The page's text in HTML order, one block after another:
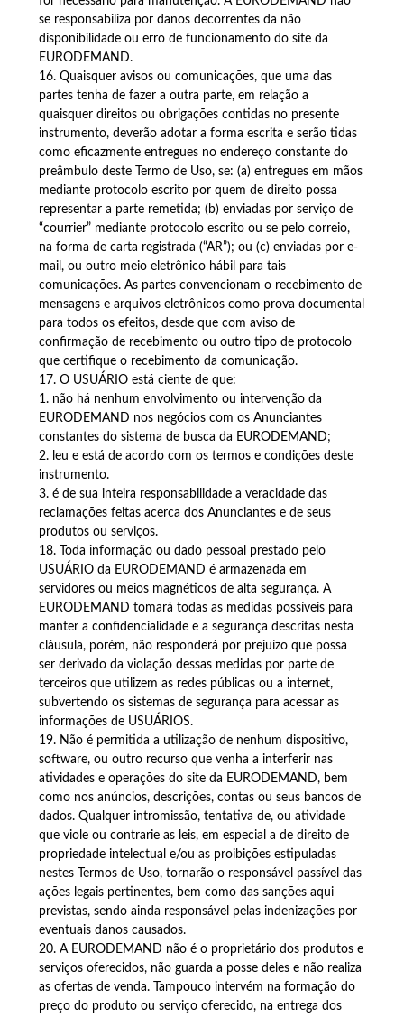
se responsabiliza por danos decorrentes da não
disponibilidade ou erro de funcionamento do site da
EURODEMAND.
16. Quaisquer avisos ou comunicações, que uma das
partes tenha de fazer a outra parte, em relação a
quaisquer direitos ou obrigações contidas no presente
instrumento, deverão adotar a forma escrita e serão tidas
como eficazmente entregues no endereço constante do
preâmbulo deste Termo de Uso, se: (a) entregues em mãos
mediante protocolo escrito por quem de direito possa
representar a parte remetida; (b) enviadas por serviço de
“courrier” mediante protocolo escrito ou se pelo correio,
na forma de carta registrada (“AR”); ou (c) enviadas por e-
mail, ou outro meio eletrônico hábil para tais
comunicações. As partes convencionam o recebimento de
mensagens e arquivos eletrônicos como prova documental
para todos os efeitos, desde que com aviso de
confirmação de recebimento ou outro tipo de protocolo
que certifique o recebimento da comunicação.
17. O USUÁRIO está ciente de que:
1. não há nenhum envolvimento ou intervenção da
EURODEMAND nos negócios com os Anunciantes
constantes do sistema de busca da EURODEMAND;
2. leu e está de acordo com os termos e condições deste
instrumento.
3. é de sua inteira responsabilidade a veracidade das
reclamações feitas acerca dos Anunciantes e de seus
produtos ou serviços.
18. Toda informação ou dado pessoal prestado pelo
USUÁRIO da EURODEMAND é armazenada em
servidores ou meios magnéticos de alta segurança. A
EURODEMAND tomará todas as medidas possíveis para
manter a confidencialidade e a segurança descritas nesta
cláusula, porém, não responderá por prejuízo que possa
ser derivado da violação dessas medidas por parte de
terceiros que utilizem as redes públicas ou a internet,
subvertendo os sistemas de segurança para acessar as
informações de USUÁRIOS.
19. Não é permitida a utilização de nenhum dispositivo,
software, ou outro recurso que venha a interferir nas
atividades e operações do site da EURODEMAND, bem
como nos anúncios, descrições, contas ou seus bancos de
dados. Qualquer intromissão, tentativa de, ou atividade
que viole ou contrarie as leis, em especial a de direito de
propriedade intelectual e/ou as proibições estipuladas
nestes Termos de Uso, tornarão o responsável passível das
ações legais pertinentes, bem como das sanções aqui
previstas, sendo ainda responsável pelas indenizações por
eventuais danos causados.
20. A EURODEMAND não é o proprietário dos produtos e
serviços oferecidos, não guarda a posse deles e não realiza
as ofertas de venda. Tampouco intervém na formação do
preço do produto ou serviço oferecido, na entrega dos